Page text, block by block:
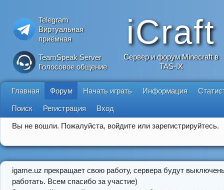
Telegram
Виртуальная
приёмная
TeamSpeak Server
Голосовое общение
iCraft
Сервер и форум Minecraft в
TAS-IX
Главная Форум Начать играть Информация
Поиск Регистрация Вход
Вы не вошли. Пожалуйста, войдите или зарегистрируйтесь.
igame.uz прекращает свою работу, сервера будут
работать. Всем спасибо за участие)